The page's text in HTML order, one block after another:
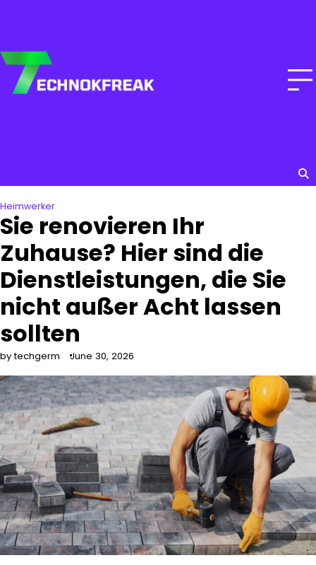
Heimwerker
Sie renovieren Ihr
Zuhause? Hier sind die
Dienstleistungen, die Sie
nicht außer Acht lassen
sollten
by techgerm June 30, 2026